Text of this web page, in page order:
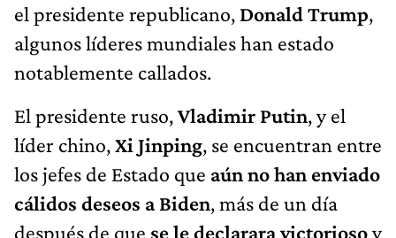
el presidente republicano, Donald Trump,
algunos líderes mundiales han estado
notablemente callados.
El presidente ruso,Vladimir Putin, y el
líder chino,Xi Jinping, se encuentran entre
los jefes de Estado que aún no han enviado
cálidos deseos a Biden, más de un día
después de que se le declarara victoriosoy